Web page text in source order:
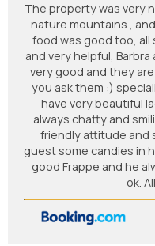
The property was very
nature mountains ,
food was good too, all
and very helpful,
very good and they
you ask them :)
have very beautiful
always chatty and
friendly attitude and
guest some candies in
good Frappe and he
ok.